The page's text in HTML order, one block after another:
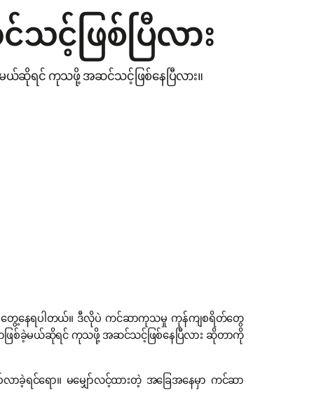
င့်ဖြစ်ပြီလား
ယ်ဆိုရင် ကုသဖို့ အဆင်သင့်ဖြစ်နေပြီလား။
တွေ့နေရပါတယ်။ ဒီလိုပဲ ကင်ဆာကုသမှု ကုန်ကျစရိတ်တွေ
ဖြစ်ခဲ့မယ်ဆိုရင် ကုသဖို့ အဆင်သင့်ဖြစ်နေပြီလား ဆိုတာကို
ခဲ့ရင်ရော။ မမျှော်လင့်ထားတဲ့ အခြေအနေမှာ ကင်ဆာ